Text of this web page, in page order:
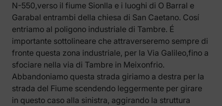
N-550,verso il fiume Sionlla e i luoghi di O Barral e
Garabal entrambi della chiesa di San Caetano. Cosí
entriamo al poligono industriale di Tambre. É
importante sottolineare che attraverseremo sempre di
fronte questa zona industriale, per la Via Galileo,fino a
sfociare nella via di Tambre in Meixonfrio.
Abbandoniamo questa strada giriamo a destra per la
strada del Fiume scendendo leggermente per girare
in questo caso alla sinistra, aggirando la struttura